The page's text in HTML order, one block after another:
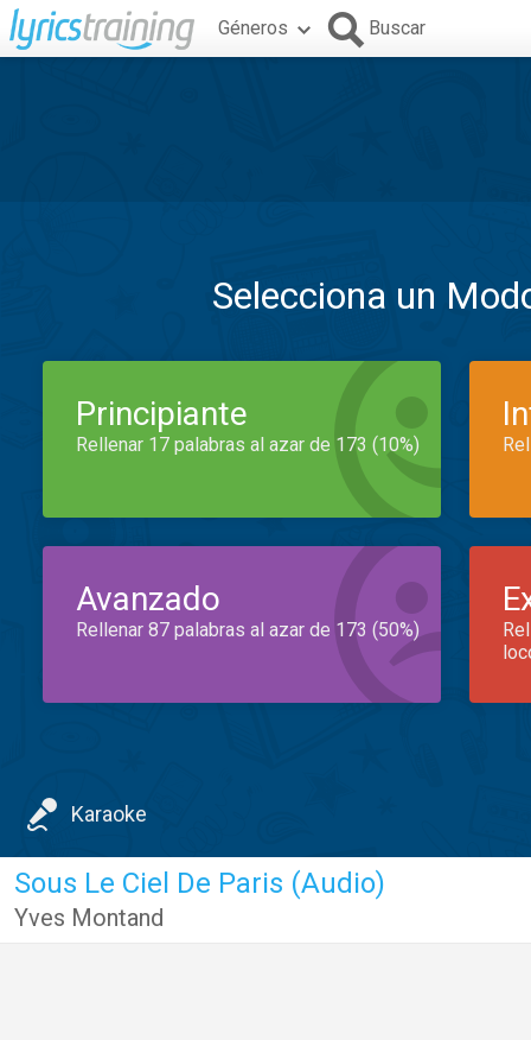
Géneros Buscar
Selecciona un
Principiante
Rellenar 17 palabras al azar de 173 (10%)
Avanzado
Rellenar 87 palabras al azar de 173 (50%)
Karaoke
Sous Le Ciel De Paris (Audio)
Yves Montand